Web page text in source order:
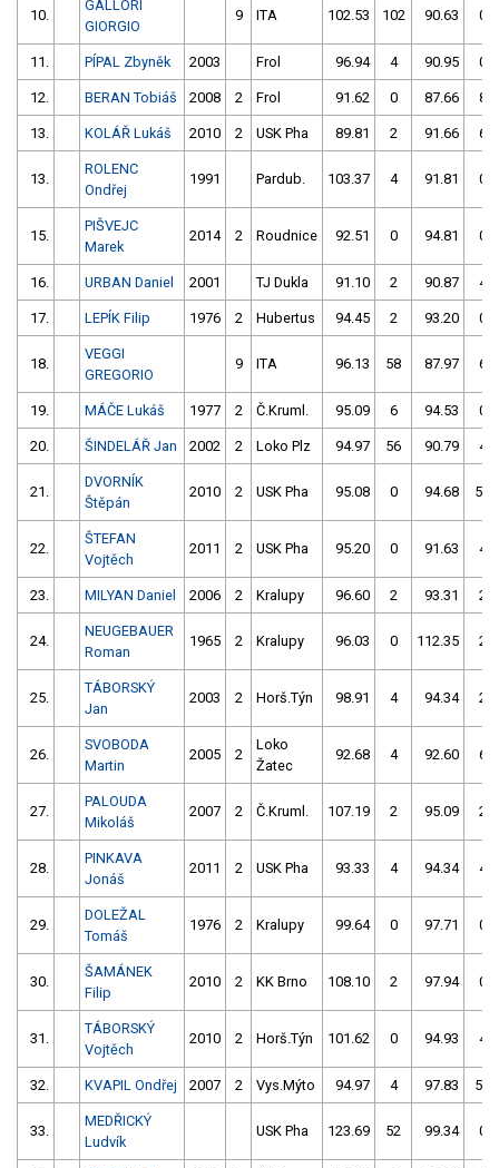
10.
GALLORI
GIORGIO
9 ITA 102.53 102 90.63 0
11. PÍPAL Zbyněk 2003 Frol 96.94 4 90.95 0
12. BERAN Tobiáš 2008 2 Frol 91.62 0 87.66 8
13. KOLÁŘ Lukáš 2010 2 USK Pha 89.81 2 91.66 6
13.
ROLENC
Ondřej
1991 Pardub. 103.37 4 91.81 0
15.
PIŠVEJC
Marek
2014 2 Roudnice 92.51 0 94.81 0
16. URBAN Daniel 2001 TJ Dukla 91.10 2 90.87 4
17. LEPÍK Filip 1976 2 Hubertus 94.45 2 93.20 0
18.
VEGGI
GREGORIO
9 ITA 96.13 58 87.97 6
19. MÁČE Lukáš 1977 2 Č.Kruml. 95.09 6 94.53 0
20. ŠINDELÁŘ Jan 2002 2 Loko Plz 94.97 56 90.79 4
21.
DVORNÍK
Štěpán
2010 2 USK Pha 95.08 0 94.68 52
22.
ŠTEFAN
Vojtěch
2011 2 USK Pha 95.20 0 91.63 4
23. MILYAN Daniel 2006 2 Kralupy 96.60 2 93.31 2
24.
NEUGEBAUER
Roman
1965 2 Kralupy 96.03 0 112.35 2
25.
TÁBORSKÝ
Jan
2003 2 Horš.Týn 98.91 4 94.34 2
26.
SVOBODA
Martin
2005 2
Loko
Žatec
92.68 4 92.60 6
27.
PALOUDA
Mikoláš
2007 2 Č.Kruml. 107.19 2 95.09 2
28.
PINKAVA
Jonáš
2011 2 USK Pha 93.33 4 94.34 4
29.
DOLEŽAL
Tomáš
1976 2 Kralupy 99.64 0 97.71 0
30.
ŠAMÁNEK
Filip
2010 2 KK Brno 108.10 2 97.94 0
31.
TÁBORSKÝ
Vojtěch
2010 2 Horš.Týn 101.62 0 94.93 4
32. KVAPIL Ondřej 2007 2 Vys.Mýto 94.97 4 97.83 56
33.
MEDŘICKÝ
Ludvík
USK Pha 123.69 52 99.34 0